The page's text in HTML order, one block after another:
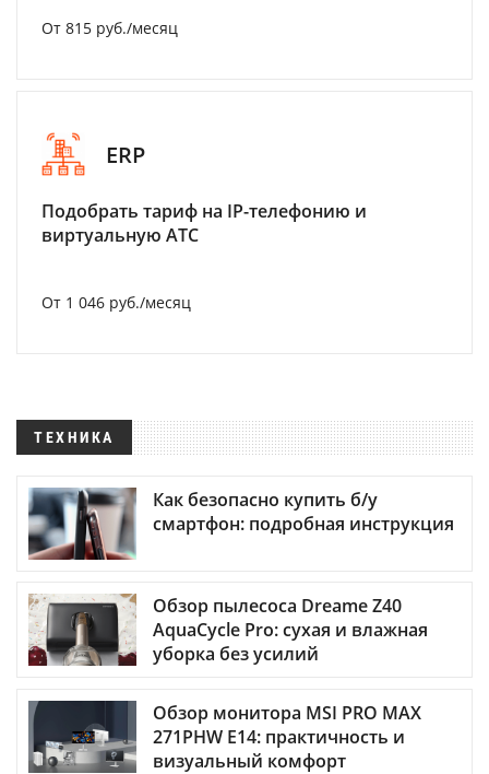
От 815 руб./месяц
ERP
Подобрать тариф на IP-телефонию и
виртуальную АТС
От 1 046 руб./месяц
ТЕХНИКА
Как безопасно купить б/у
смартфон: подробная инструкция
Обзор пылесоса Dreame Z40
AquaCycle Pro: сухая и влажная
уборка без усилий
Обзор монитора MSI PRO MAX
271PHW E14: практичность и
визуальный комфорт